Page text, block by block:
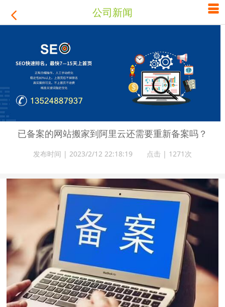
 公司新闻 
已备案的网站搬家到阿里云还需要重新备案吗？
发布时间 | 2023/2/12 22:18:19 点击 | 1271次